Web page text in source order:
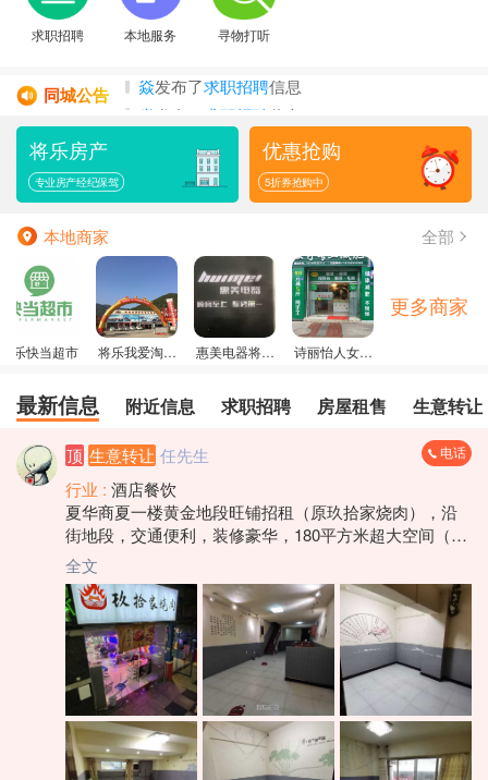
求职招聘 本地服务 寻物打听
同城公告
焱发布了 求职招聘信息
焱发布了求职招聘信息
发布了求职招聘信息
星光斑斓...发布了盘店招工
将乐房产
专业房产经纪保驾
优惠抢购
5折券抢购中
本地商家 全部
将乐快当超市
将乐我爱淘车
惠美电器将乐
诗丽怡人女子
更多商家
最新信息 附近信息 求职招聘 房屋租售 生意转让
顶 生意转让 任先生 电话
行业 : 酒店餐饮
夏华商夏一楼黄金地段旺铺招租（原玖拾家烧肉），沿
街地段，交通便利，装修豪华，180平方米超大空间（二
楼设有两大两小共四个包间以及一个储物仓库）可用作
于餐饮小吃大排档，酒楼经营，茶馆酒庄等各种用途，
机会难得，先到先得，租金面谈
全文